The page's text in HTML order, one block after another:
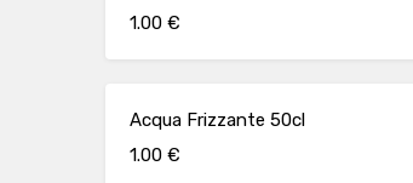
1.00 €
Acqua Frizzante 50cl
1.00 €